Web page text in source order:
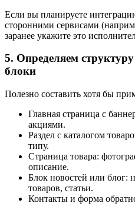
Если вы планируете
сторонними сервисами
заранее укажите это
5. Определяем
блоки
Полезно составить хотя бы
Главная страница с
акциями.
Раздел с каталогом
типу.
Страница товара:
описание.
Блок новостей или блог:
товаров, статьи.
Контакты и форма